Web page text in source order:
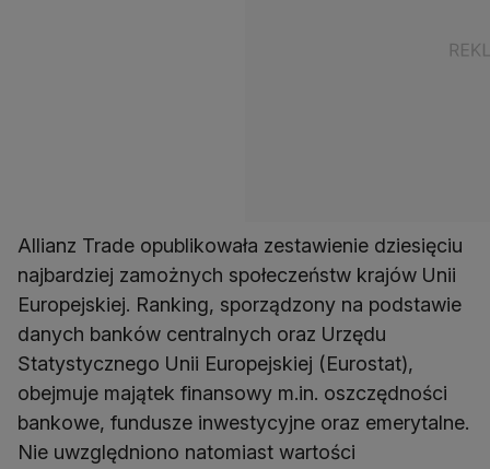
Allianz Trade opublikowała zestawienie dziesięciu
najbardziej zamożnych społeczeństw krajów Unii
Europejskiej. Ranking, sporządzony na podstawie
danych banków centralnych oraz Urzędu
Statystycznego Unii Europejskiej (Eurostat),
obejmuje majątek finansowy m.in. oszczędności
bankowe, fundusze inwestycyjne oraz emerytalne.
Nie uwzględniono natomiast wartości